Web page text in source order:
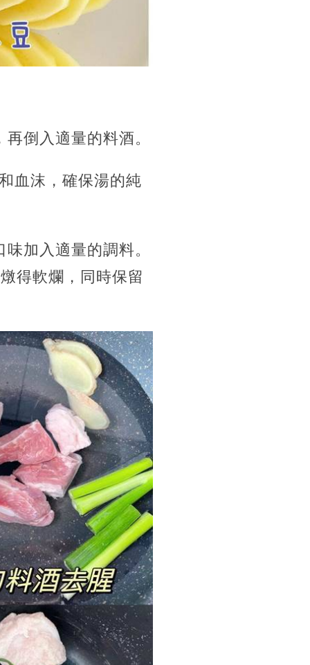
倒入適量的料酒。
血沫，確保湯的純
加入適量的調料。
得軟爛，同時保留